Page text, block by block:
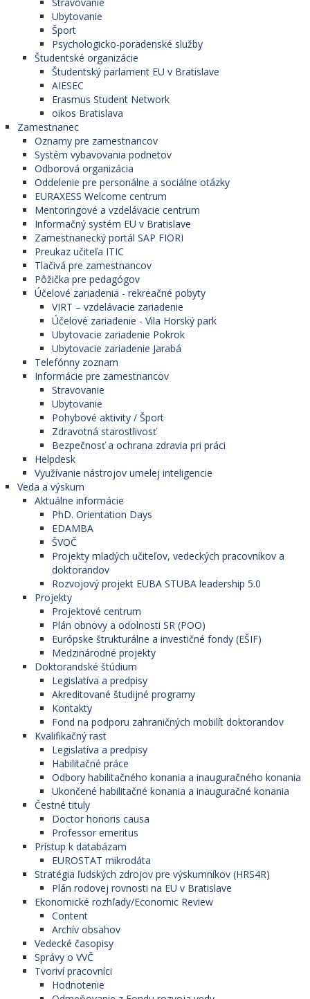
Ubytovanie
Šport
Psychologicko-poradenské služby
Študentské organizácie
Študentský parlament EU v Bratislave
AIESEC
Erasmus Student Network
oikos Bratislava
Zamestnanec
Oznamy pre zamestnancov
Systém vybavovania podnetov
Odborová organizácia
Oddelenie pre personálne a sociálne otázky
EURAXESS Welcome centrum
Mentoringové a vzdelávacie centrum
Informačný systém EU v Bratislave
Zamestnanecký portál SAP FIORI
Preukaz učiteľa ITIC
Tlačivá pre zamestnancov
Pôžička pre pedagógov
Účelové zariadenia - rekreačné pobyty
VIRT – vzdelávacie zariadenie
Účelové zariadenie - Vila Horský park
Ubytovacie zariadenie Pokrok
Ubytovacie zariadenie Jarabá
Telefónny zoznam
Informácie pre zamestnancov
Stravovanie
Ubytovanie
Pohybové aktivity / Šport
Zdravotná starostlivosť
Bezpečnosť a ochrana zdravia pri práci
Helpdesk
Využívanie nástrojov umelej inteligencie
Veda a výskum
Aktuálne informácie
PhD. Orientation Days
EDAMBA
ŠVOČ
Projekty mladých učiteľov, vedeckých pracovníkov a
doktorandov
Rozvojový projekt EUBA STUBA leadership 5.0
Projekty
Projektové centrum
Plán obnovy a odolnosti SR (POO)
Európske štrukturálne a investičné fondy (EŠIF)
Medzinárodné projekty
Doktorandské štúdium
Legislatíva a predpisy
Akreditované študijné programy
Kontakty
Fond na podporu zahraničných mobilít doktorandov
Kvalifikačný rast
Legislatíva a predpisy
Habilitačné práce
Odbory habilitačného konania a inauguračného konania
Ukončené habilitačné konania a inauguračné konania
Čestné tituly
Doctor honoris causa
Professor emeritus
Prístup k databázam
EUROSTAT mikrodáta
Stratégia ľudských zdrojov pre výskumníkov (HRS4R)
Plán rodovej rovnosti na EU v Bratislave
Ekonomické rozhľady/Economic Review
Content
Archív obsahov
Vedecké časopisy
Správy o VVČ
Tvoriví pracovníci
Hodnotenie